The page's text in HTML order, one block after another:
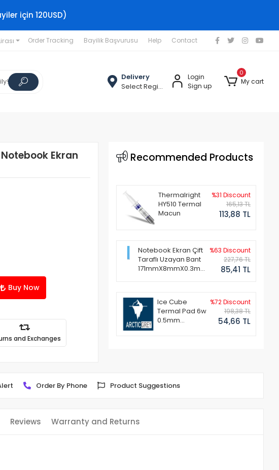
için 120USD)
Order Tracking Bayilik Başvurusu Help Contact
Delivery
Select Region
Login
Sign up
0
My cart
Ekran
Buy Now
and Exchanges
Recommended Products
Thermalright
HY510 Termal
Macun
%31 Discount
165,13 TL
113,88 TL
Notebook Ekran Çift
Taraflı Uzayan Bant
171mmX8mmX0.3mm
%63 Discount
227,76 TL
85,41 TL
Ice Cube
Termal Pad 6w
0.5mm
%72 Discount
198,38 TL
54,66 TL
Order By Phone Product Suggestions
Reviews Warranty and Returns